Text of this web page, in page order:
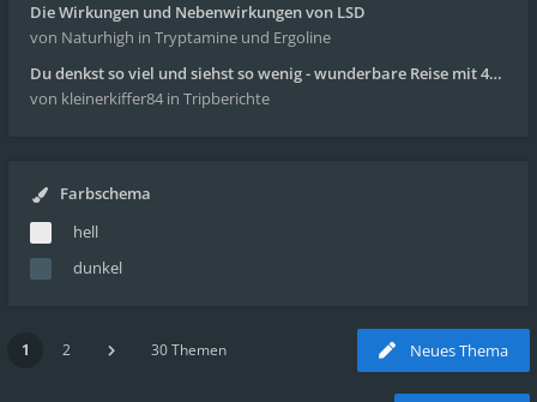
Die Wirkungen und Nebenwirkungen von LSD
von Naturhigh in Tryptamine und Ergoline
Du denkst so viel und siehst so wenig - wunderbare Reise mit 4g Pilze
von kleinerkiffer84 in Tripberichte
Farbschema
hell
dunkel
Neues Thema
1 2 30 Themen